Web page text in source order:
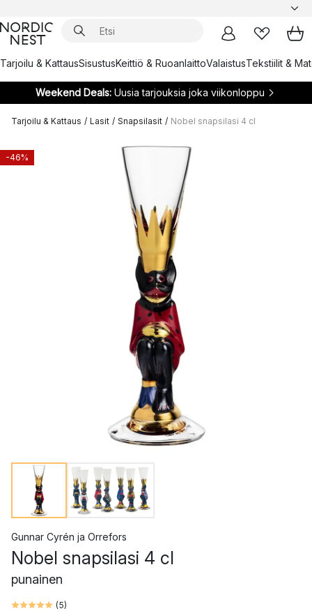
Tarjoilu & KattausSisustusKeittiö & RuoanlaittoValaistusTekstiilit &
Weekend Deals:Uusia tarjouksia joka viikonloppu
Tarjoilu & Kattaus / Lasit / Snapsilasit / Nobel snapsilasi 4 cl
-46%
Gunnar Cyrén ja Orrefors
Nobel snapsilasi 4 cl
punainen
(5)